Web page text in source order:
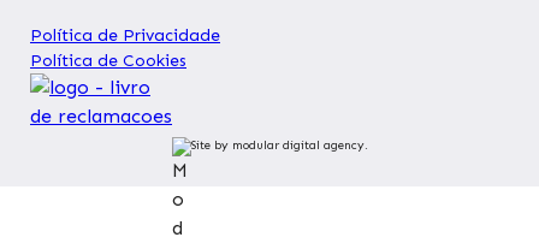
Política de Privacidade
Política de Cookies
Site by modular digital agency.